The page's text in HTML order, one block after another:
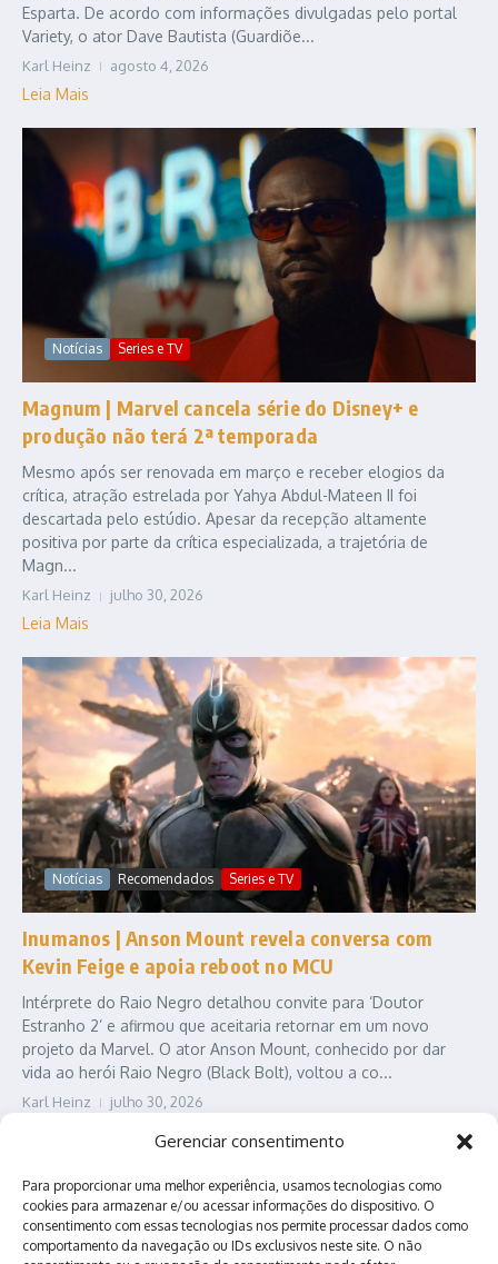
Gerenciar consentimento
Para proporcionar uma melhor experiência, usamos tecnologias como
cookies para armazenar e/ou acessar informações do dispositivo. O
consentimento com essas tecnologias nos permite processar dados como
comportamento da navegação ou IDs exclusivos neste site. O não
Esparta. De acordo com informações divulgadas pelo portal
Variety, o ator Dave Bautista (Guardiõe...
Karl Heinz agosto 4, 2026
Leia Mais
Notícias Series e TV
Magnum | Marvel cancela série do Disney+ e
produção não terá 2ª temporada
Mesmo após ser renovada em março e receber elogios da
crítica, atração estrelada por Yahya Abdul-Mateen II foi
descartada pelo estúdio. Apesar da recepção altamente
positiva por parte da crítica especializada, a trajetória de
Magn...
Karl Heinz julho 30, 2026
Leia Mais
Notícias Recomendados Series e TV
Inumanos | Anson Mount revela conversa com
Kevin Feige e apoia reboot no MCU
Intérprete do Raio Negro detalhou convite para ‘Doutor
Estranho 2’ e afirmou que aceitaria retornar em um novo
projeto da Marvel. O ator Anson Mount, conhecido por dar
vida ao herói Raio Negro (Black Bolt), voltou a co...
Karl Heinz julho 30, 2026